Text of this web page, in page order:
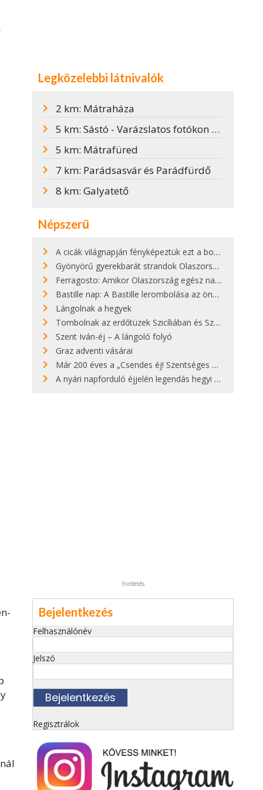
Legközelebbi látnivalók
2 km: Mátraháza
5 km: Sástó - Varázslatos fotókon Magyarország legmagasabban fekvő tava
5 km: Mátrafüred
7 km: Parádsasvár és Parádfürdő
8 km: Galyatető
Népszerű
A cicák világnapján fényképeztük ezt a bokor alatt hűsölő cicát Kisorosziban
Gyönyörű gyerekbarát strandok Olaszországban - megmutatjuk a 15 legjobbat
Ferragosto: Amikor Olaszország egész nap nyaral
Bastille nap: A Bastille lerombolása az önkényuralom végét jelentette
Lángolnak a hegyek
Tombolnak az erdőtüzek Szicíliában és Szardínián
Szent Iván-éj – A lángoló folyó
Graz adventi vásárai
Már 200 éves a „Csendes éj! Szentséges éj!”
A nyári napforduló éjjelén legendás hegyi tüzek világítják meg Zugspitzét
hirdetés
Bejelentkezés
Felhasználónév
Jelszó
Regisztrálok